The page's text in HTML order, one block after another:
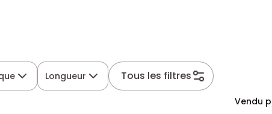
Longueur Tous les filtres
Vendu